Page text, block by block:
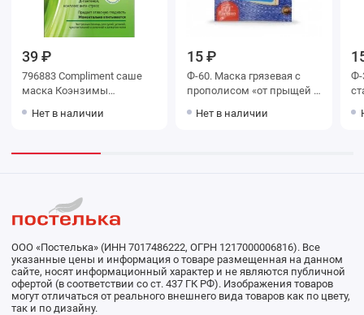
39 ₽
796883 Compliment саше
маска Коэнзимы
Мгновенная смягчающе-
Нет в наличии
15 ₽
Ф-60. Маска грязевая с
прополисом «от прыщей и
проблем»
Нет в наличии
Ф-
ООО «Постелька» (ИНН 7017486222, ОГРН 1217000006816). Все
указанные цены и информация о товаре размещенная на данном
сайте, носят информационный характер и не являются публичной
офертой (в соответствии со ст. 437 ГК РФ). Изображения товаров
могут отличаться от реального внешнего вида товаров как по цвету,
так и по дизайну.